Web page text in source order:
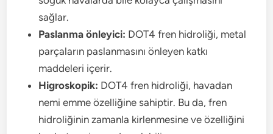
sağlar.
Paslanma önleyici: DOT4 fren hidroliği, metal
parçaların paslanmasını önleyen katkı
maddeleri içerir.
Higroskopik: DOT4 fren hidroliği, havadan
nemi emme özelliğine sahiptir. Bu da, fren
hidroliğinin zamanla kirlenmesine ve özelliğini